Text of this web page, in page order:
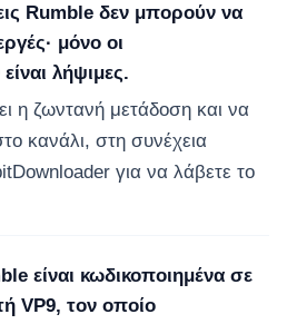
Rumble δεν μπορούν να
μόνο οι
λήψιμες.
η ζωντανή μετάδοση και να
κανάλι, στη συνέχεια
για να λάβετε το
είναι κωδικοποιημένα σε
VP9, τον οποίο